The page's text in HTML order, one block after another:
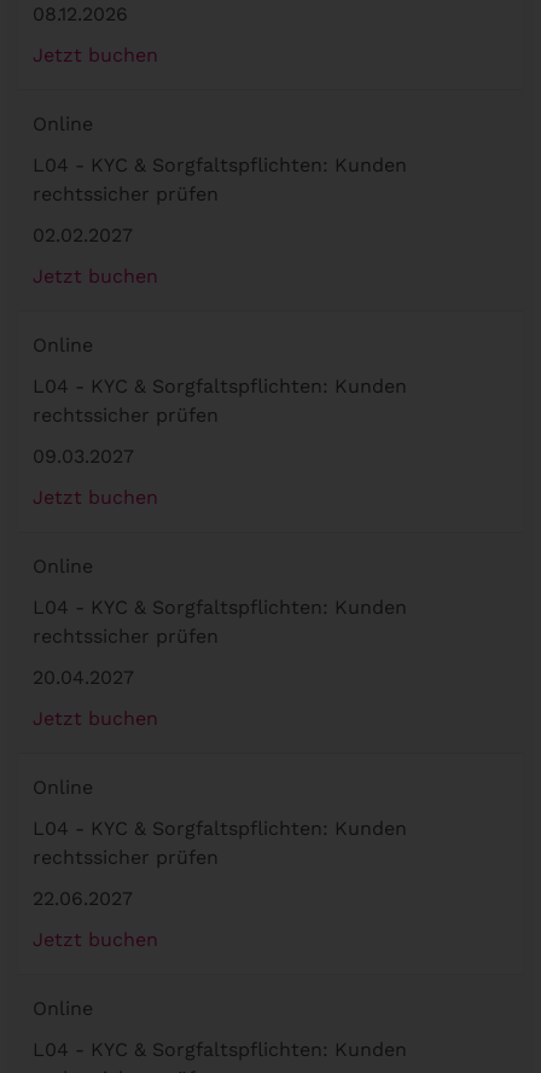
08.12.2026
Jetzt buchen
Online
L04 - KYC & Sorgfaltspflichten: Kunden
rechtssicher prüfen
02.02.2027
Jetzt buchen
Online
L04 - KYC & Sorgfaltspflichten: Kunden
rechtssicher prüfen
09.03.2027
Jetzt buchen
Online
L04 - KYC & Sorgfaltspflichten: Kunden
rechtssicher prüfen
20.04.2027
Jetzt buchen
Online
L04 - KYC & Sorgfaltspflichten: Kunden
rechtssicher prüfen
22.06.2027
Jetzt buchen
Online
L04 - KYC & Sorgfaltspflichten: Kunden